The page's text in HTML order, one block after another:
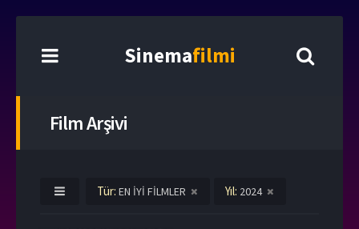
Sinemafilmi
Film Arşivi
Tür: EN İYİ FİLMLER Yıl: 2024